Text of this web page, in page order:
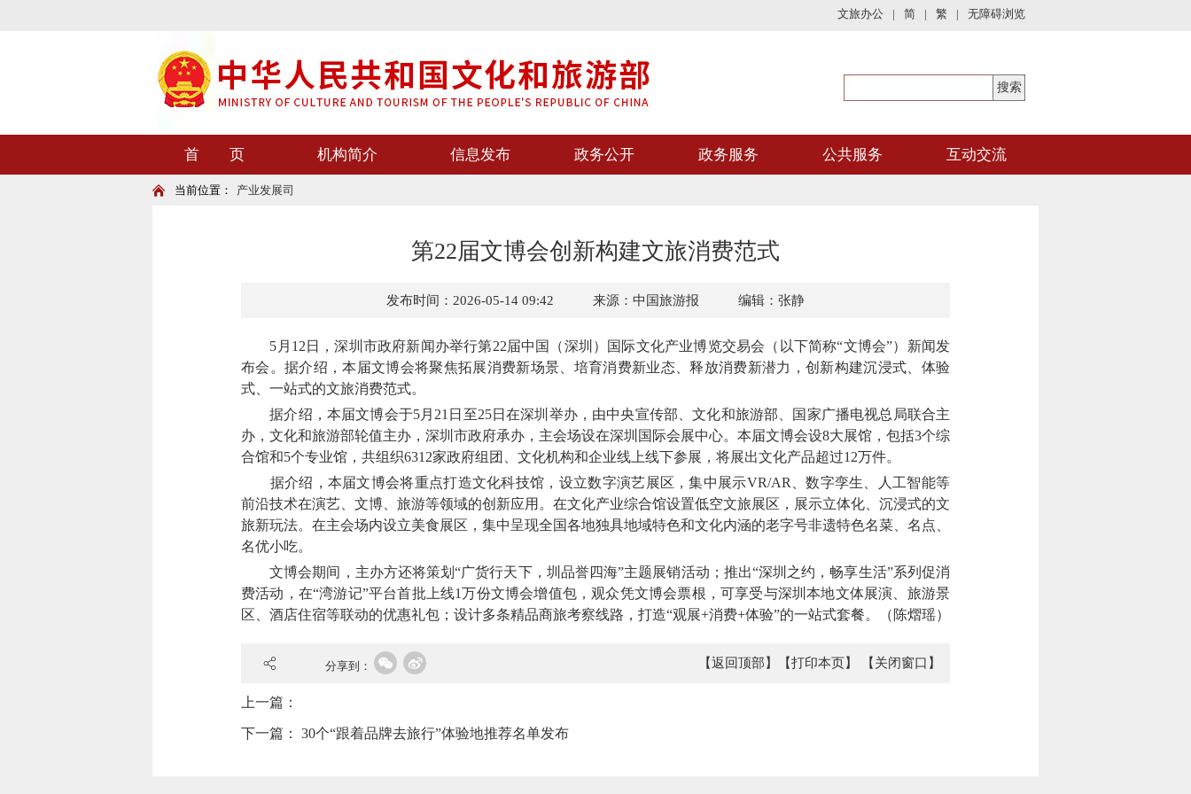
文旅办公 | 简 | 繁 | 无障碍浏览
首 页 机构简介 信息发布 政务公开 政务服务 公共服务 互动交流
当前位置： 产业发展司
第22届文博会创新构建文旅消费范式
发布时间：2026-05-14 09:42 来源：中国旅游报 编辑：张静
5月12日，深圳市政府新闻办举行第22届中国（深圳）国际文化产业博览交易会（以下简称“文博会”）新闻发
布会。据介绍，本届文博会将聚焦拓展消费新场景、培育消费新业态、释放消费新潜力，创新构建沉浸式、体验
式、一站式的文旅消费范式。
据介绍，本届文博会于5月21日至25日在深圳举办，由中央宣传部、文化和旅游部、国家广播电视总局联合主
办，文化和旅游部轮值主办，深圳市政府承办，主会场设在深圳国际会展中心。本届文博会设8大展馆，包括3个综
合馆和5个专业馆，共组织6312家政府组团、文化机构和企业线上线下参展，将展出文化产品超过12万件。
据介绍，本届文博会将重点打造文化科技馆，设立数字演艺展区，集中展示VR/AR、数字孪生、人工智能等
前沿技术在演艺、文博、旅游等领域的创新应用。在文化产业综合馆设置低空文旅展区，展示立体化、沉浸式的文
旅新玩法。在主会场内设立美食展区，集中呈现全国各地独具地域特色和文化内涵的老字号非遗特色名菜、名点、
名优小吃。
文博会期间，主办方还将策划“广货行天下，圳品誉四海”主题展销活动；推出“深圳之约，畅享生活”系列促消
费活动，在“湾游记”平台首批上线1万份文博会增值包，观众凭文博会票根，可享受与深圳本地文体展演、旅游景
区、酒店住宿等联动的优惠礼包；设计多条精品商旅考察线路，打造“观展+消费+体验”的一站式套餐。（陈熠瑶）
分享到： 【返回顶部】 【打印本页】 【关闭窗口】
上一篇：
下一篇： 30个“跟着品牌去旅行”体验地推荐名单发布